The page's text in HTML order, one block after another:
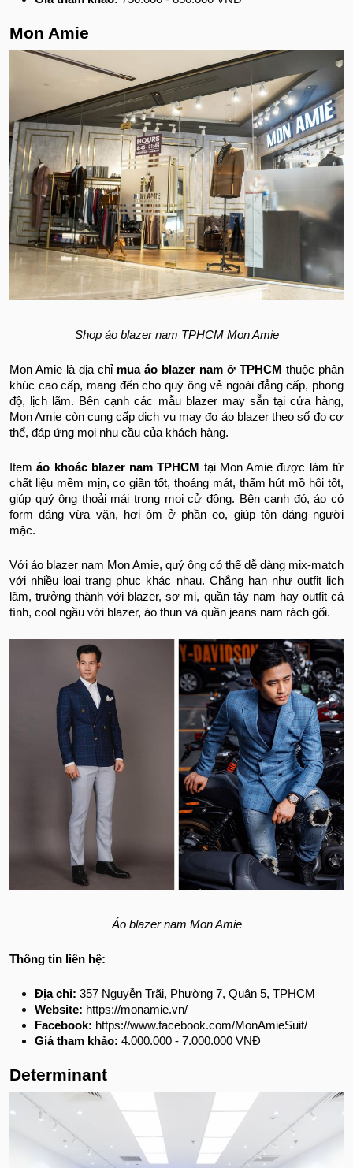
Mon Amie
Shop áo blazer nam TPHCM Mon Amie
Mon Amie là địa chỉ mua áo blazer nam ở TPHCM thuộc phân
khúc cao cấp, mang đến cho quý ông vẻ ngoài đẳng cấp, phong
độ, lịch lãm. Bên cạnh các mẫu blazer may sẵn tại cửa hàng,
Mon Amie còn cung cấp dịch vụ may đo áo blazer theo số đo cơ
thể, đáp ứng mọi nhu cầu của khách hàng.
Itemáo khoác blazer nam TPHCM tại Mon Amie được làm từ
chất liệu mềm mịn, co giãn tốt, thoáng mát, thấm hút mồ hôi tốt,
giúp quý ông thoải mái trong mọi cử động. Bên cạnh đó, áo có
form dáng vừa vặn, hơi ôm ở phần eo, giúp tôn dáng người
mặc.
Với áo blazer nam Mon Amie, quý ông có thể dễ dàng mix-match
với nhiều loại trang phục khác nhau. Chẳng hạn như outfit lịch
lãm, trưởng thành với blazer, sơ mi, quần tây nam hay outfit cá
tính, cool ngầu với blazer, áo thun và quần jeans nam rách gối.
Áo blazer nam Mon Amie
Thông tin liên hệ:
Địa chỉ: 357 Nguyễn Trãi, Phường 7, Quận 5, TPHCM
Website: https://monamie.vn/
Facebook: https://www.facebook.com/MonAmieSuit/
Giá tham khảo: 4.000.000 - 7.000.000 VNĐ
Determinant